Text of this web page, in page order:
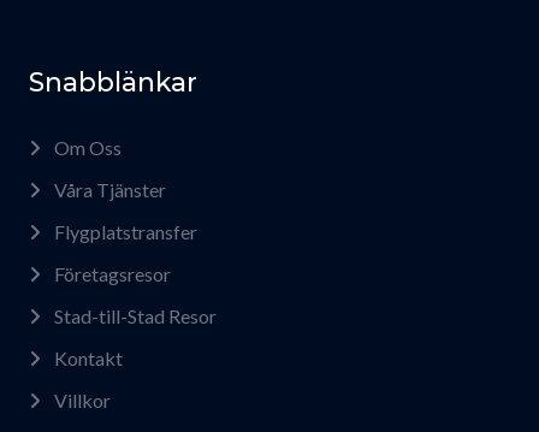
Snabblänkar
Om Oss
Våra Tjänster
Flygplatstransfer
Företagsresor
Stad-till-Stad Resor
Kontakt
Villkor